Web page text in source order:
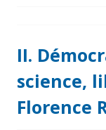
II.
science,
Florence